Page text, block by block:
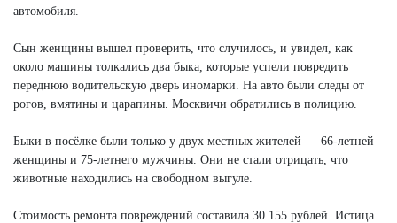
автомобиля.
Сын женщины вышел проверить, что случилось, и увидел, как
около машины толкались два быка, которые успели повредить
переднюю водительскую дверь иномарки. На авто были следы от
рогов, вмятины и царапины. Москвичи обратились в полицию.
Быки в посёлке были только у двух местных жителей — 66-летней
женщины и 75-летнего мужчины. Они не стали отрицать, что
животные находились на свободном выгуле.
Стоимость ремонта повреждений составила 30 155 рублей. Истица